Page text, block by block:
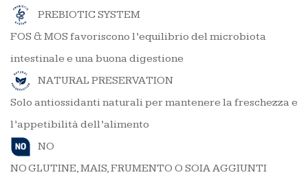
PREBIOTIC SYSTEM
FOS & MOS favoriscono l’equilibrio del microbiota
intestinale e una buona digestione
NATURAL PRESERVATION
Solo antiossidanti naturali per mantenere la freschezza e
l’appetibilità dell’alimento
NO
NO GLUTINE, MAIS, FRUMENTO O SOIA AGGIUNTI